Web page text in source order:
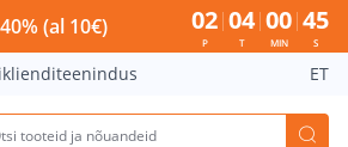
ARGUS PATAREIGA -
(al 10€) 02
P
04
T
00
MIN
45
S
ET